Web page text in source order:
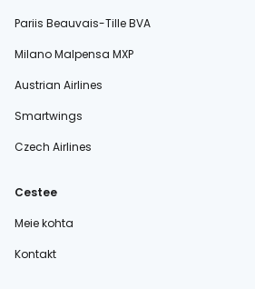
Pariis Beauvais-Tille BVA
Milano Malpensa MXP
Austrian Airlines
Smartwings
Czech Airlines
Cestee
Meie kohta
Kontakt